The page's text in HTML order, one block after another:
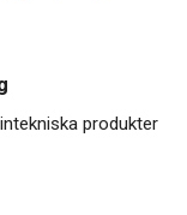
produkter